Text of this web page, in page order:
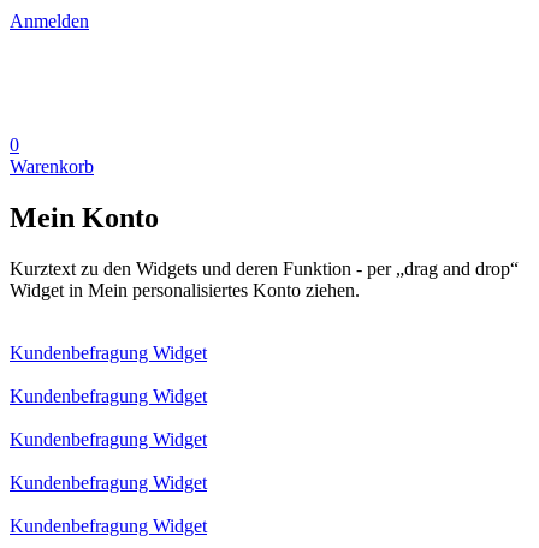
Anmelden
0
Warenkorb
Mein Konto
Kurztext zu den Widgets und deren Funktion - per „drag and drop“
Widget in Mein personalisiertes Konto ziehen.
Kundenbefragung Widget
Kundenbefragung Widget
Kundenbefragung Widget
Kundenbefragung Widget
Kundenbefragung Widget